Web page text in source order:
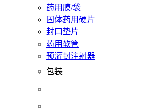
药用膜/袋
固体药用硬片
封口垫片
药用软管
预灌封注射器
包装